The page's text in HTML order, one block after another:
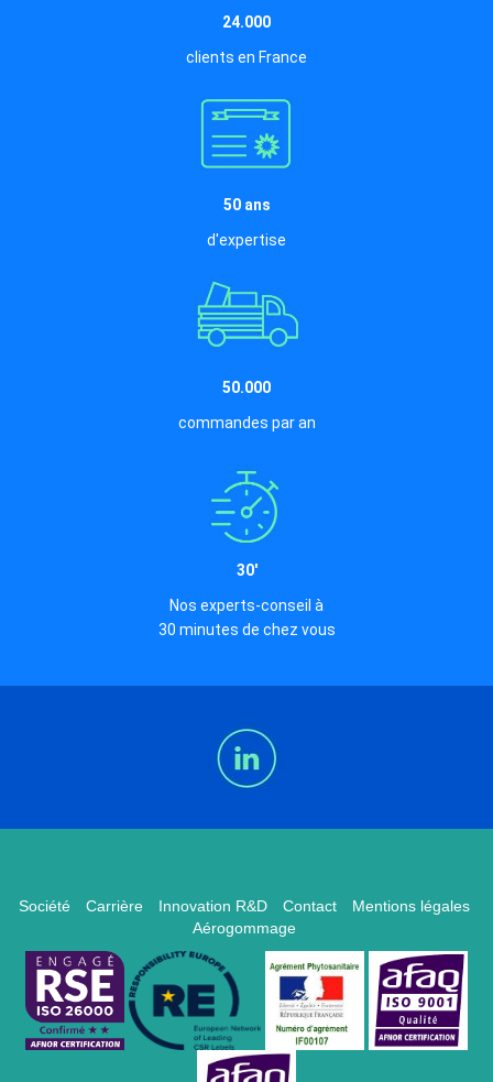
24.000
clients en France
50 ans
d'expertise
50.000
commandes par an
30'
Nos experts-conseil à
30 minutes de chez vous
Société Carrière Innovation R&D Contact
Mentions légales
Aérogommage